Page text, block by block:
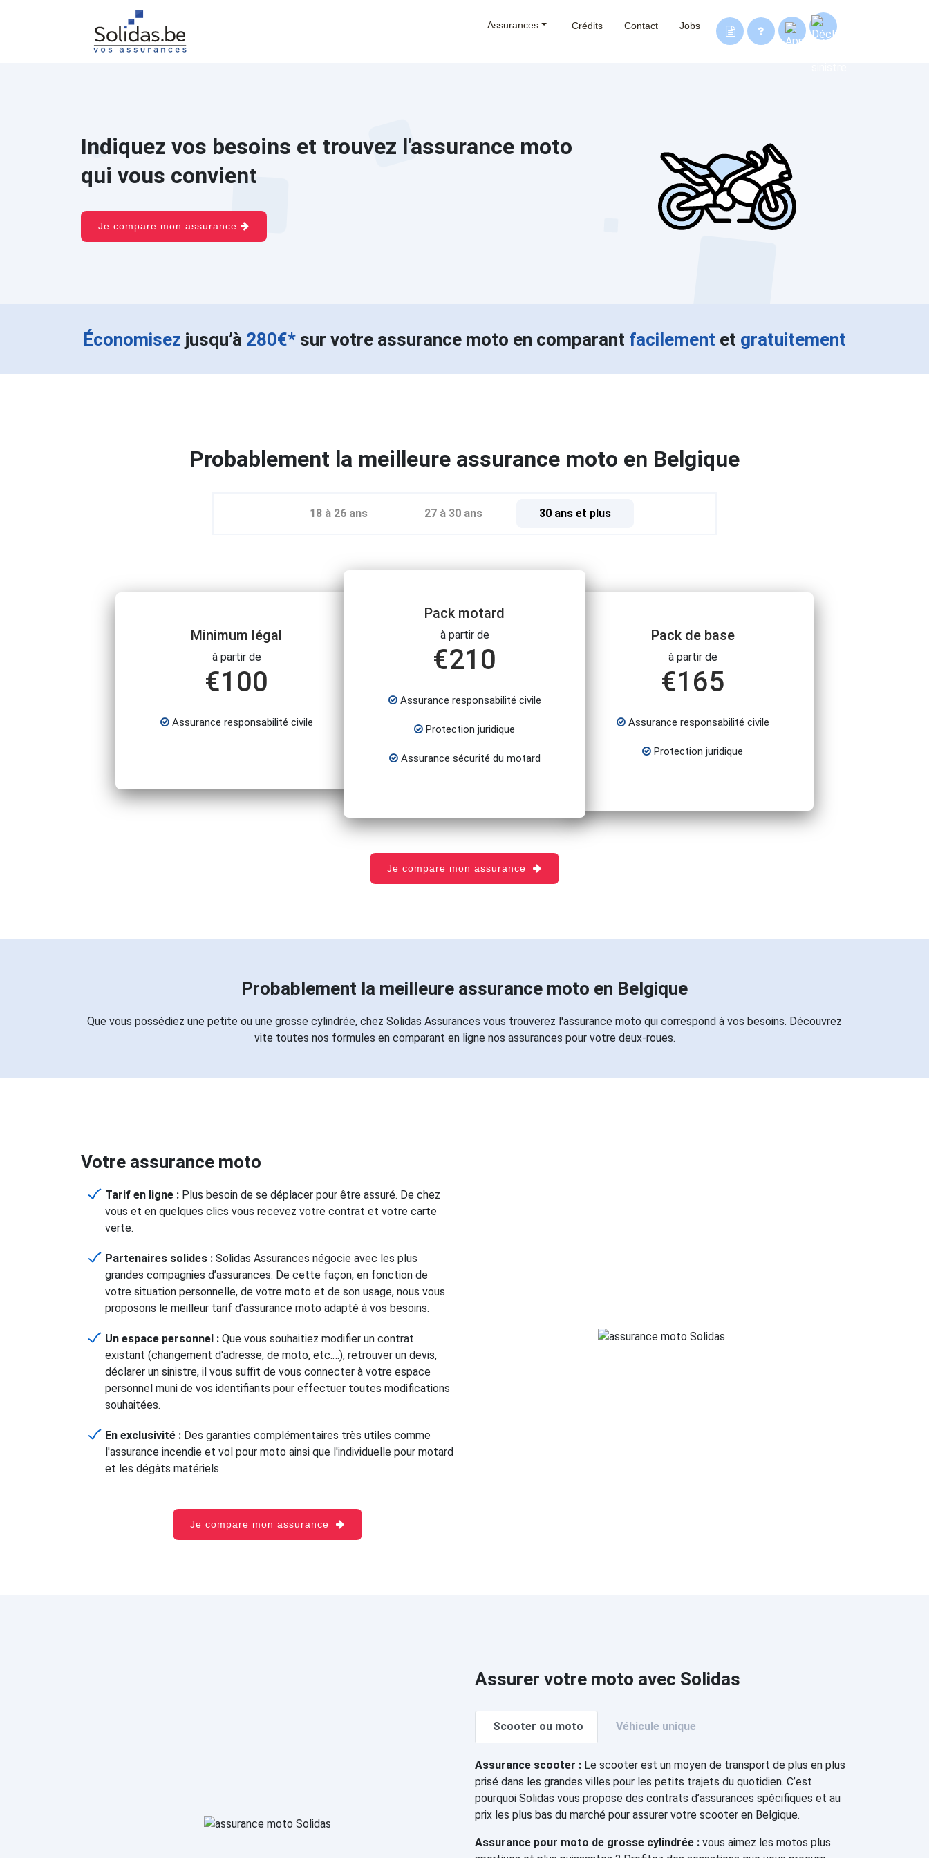
Assurances Crédits Contact Jobs
Indiquez vos besoins et trouvez l'assurance moto
qui vous convient
Je compare mon assurance
Économisez jusqu’à 280€* sur votre assurance moto en comparant facilement et gratuitement
Probablement la meilleure assurance moto en Belgique
18 à 26 ans 27 à 30 ans 30 ans et plus
Minimum légal
à partir de
€100
Assurance responsabilité civile
Pack motard
à partir de
€210
Assurance responsabilité civile
Protection juridique
Assurance sécurité du motard
Pack de base
à partir de
€165
Assurance responsabilité civile
Protection juridique
Je compare mon assurance
Probablement la meilleure assurance moto en Belgique
Que vous possédiez une petite ou une grosse cylindrée, chez Solidas Assurances vous trouverez l'assurance moto qui correspond à vos besoins. Découvrez
vite toutes nos formules en comparant en ligne nos assurances pour votre deux-roues.
Votre assurance moto
Tarif en ligne : Plus besoin de se déplacer pour être assuré. De chez
vous et en quelques clics vous recevez votre contrat et votre carte
verte.
Partenaires solides : Solidas Assurances négocie avec les plus
grandes compagnies d’assurances. De cette façon, en fonction de
votre situation personnelle, de votre moto et de son usage, nous vous
proposons le meilleur tarif d'assurance moto adapté à vos besoins.
Un espace personnel : Que vous souhaitiez modifier un contrat
existant (changement d'adresse, de moto, etc.…), retrouver un devis,
déclarer un sinistre, il vous suffit de vous connecter à votre espace
personnel muni de vos identifiants pour effectuer toutes modifications
souhaitées.
En exclusivité : Des garanties complémentaires très utiles comme
l'assurance incendie et vol pour moto ainsi que l'individuelle pour motard
et les dégâts matériels.
Je compare mon assurance
Assurer votre moto avec Solidas
Scooter ou moto Véhicule unique
Assurance scooter : Le scooter est un moyen de transport de plus en plus
prisé dans les grandes villes pour les petits trajets du quotidien. C’est
pourquoi Solidas vous propose des contrats d’assurances spécifiques et au
prix les plus bas du marché pour assurer votre scooter en Belgique.
Assurance pour moto de grosse cylindrée : vous aimez les motos plus